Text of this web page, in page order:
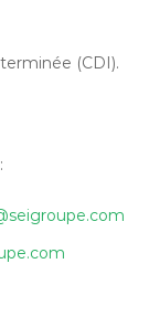
(CDI).